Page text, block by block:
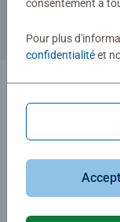
Images
L'univers Star
société le sont
consentement à
Pour plus
confidentialitéet